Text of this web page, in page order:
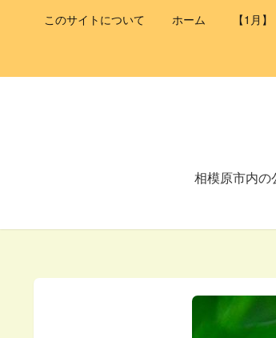
このサイトについて ホーム 【1月】
相模原市内の